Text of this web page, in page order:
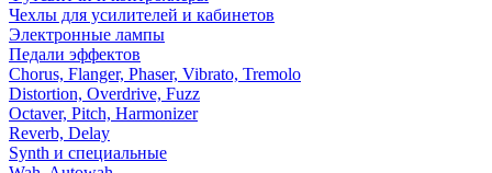
Чехлы для усилителей и кабинетов
Электронные лампы
Педали эффектов
Chorus, Flanger, Phaser, Vibrato, Tremolo
Distortion, Overdrive, Fuzz
Octaver, Pitch, Harmonizer
Reverb, Delay
Synth и специальные